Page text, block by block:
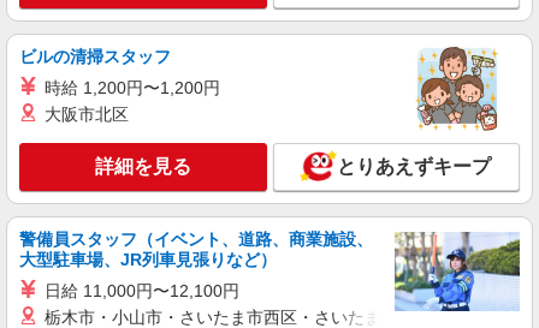
派遣社員
採用アシスタント/一般事務
月給259000円 ★交通費規定に基づき交通費支
大阪府大阪市北区（大阪駅）
キープ 詳細を見る
派遣社員
株式会社パソナ・大阪/OKW600117640601
ビルの清掃スタッフ
時給 1,200円〜1,200円
大阪市北区
詳細を見る とりあえずキープ
警備員スタッフ（イベント、道路、商業施設、
大型駐車場、JR列車見張りなど）
日給 11,000円〜12,100円
栃木市・小山市・さいたま市西区・さいたま市岩槻区・久喜市・